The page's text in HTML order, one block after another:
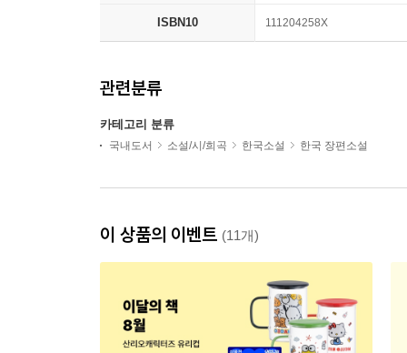
ISBN10 111204258X
관련분류
카테고리 분류
국내도서 소설/시/희곡 한국소설 한국 장편소설
이 상품의 이벤트 (11개)